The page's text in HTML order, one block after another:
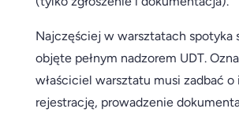
Najczęściej w warsztatach spotyka
objęte pełnym nadzorem UDT.
właściciel warsztatu musi zadbać o
rejestrację, prowadzenie